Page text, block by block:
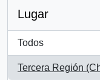
Lugar
Todos
Tercera Región
, 1 resultados